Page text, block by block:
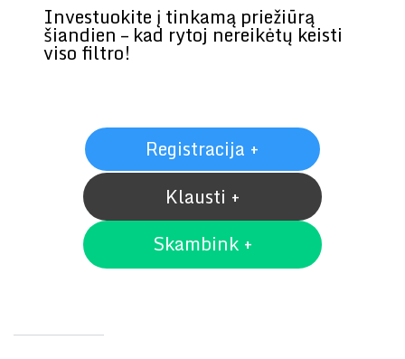
Investuokite į tinkamą priežiūrą
šiandien – kad rytoj nereikėtų keisti
viso filtro!
Registracija +
Klausti +
Skambink +